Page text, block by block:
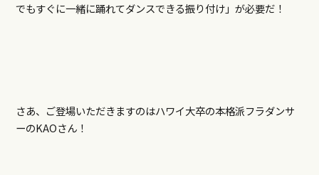
でもすぐに一緒に踊れてダンスできる振り付け」が必要だ！
さあ、ご登場いただきますのはハワイ大卒の本格派フラダンサ
ーのKAOさん！